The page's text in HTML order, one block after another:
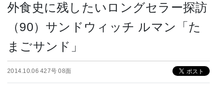
外食史に残したいロングセラー探訪
（90）サンドウィッチ ルマン「た
まごサンド」
2014.10.06 427号 08面